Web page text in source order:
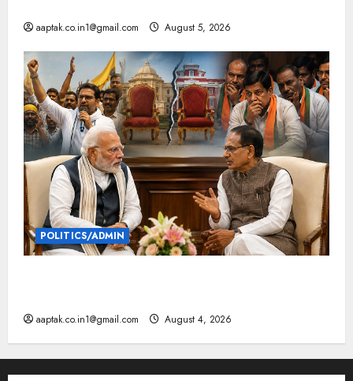
aaptak.co.in1@gmail.com August 5, 2026
POLITICS/ADMIN
aaptak.co.in1@gmail.com August 4, 2026